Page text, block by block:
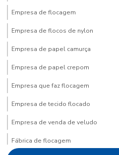
Empresa de flocagem
Empresa de flocos de nylon
Empresa de papel camurça
Empresa de papel crepom
Empresa que faz flocagem
Empresa de tecido flocado
Empresa de venda de veludo
Fábrica de flocagem